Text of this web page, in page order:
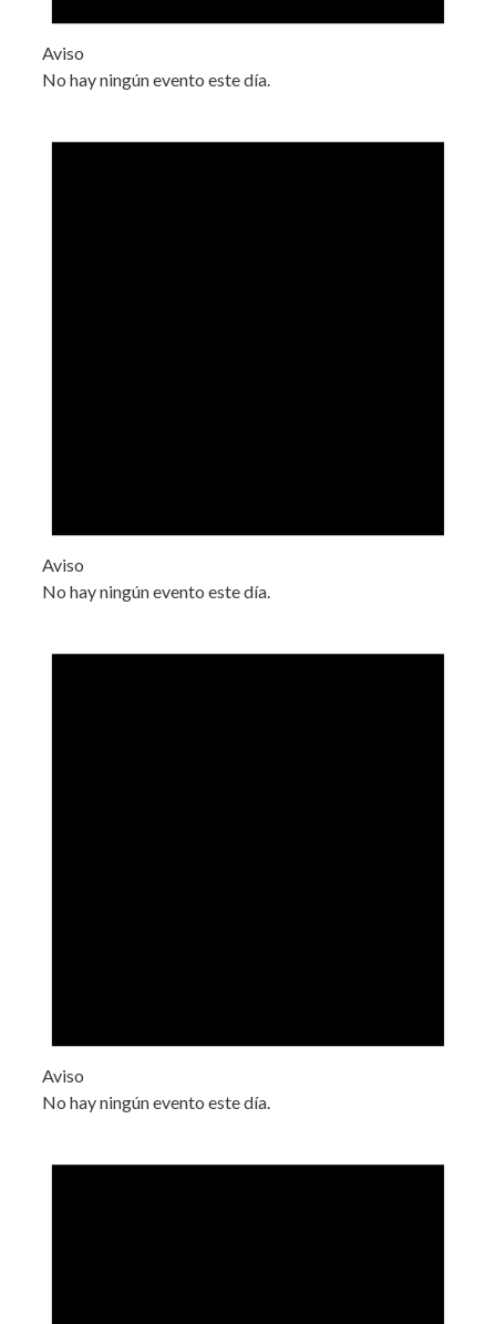
Aviso
No hay ningún evento este día.
Aviso
No hay ningún evento este día.
Aviso
No hay ningún evento este día.